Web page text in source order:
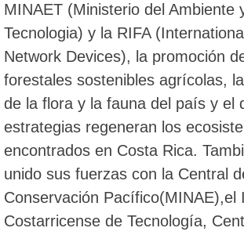
MINAET (Ministerio del Ambiente
Tecnologia) y la RIFA
Network Devices), la promoción
forestales sostenibles agrícolas,
de la flora y la fauna del país y el
estrategias regeneran los
encontrados en Costa Rica.
unido sus fuerzas con la Central
Conservación Pacífico(MINAE),el
Costarricense de Tecnología,